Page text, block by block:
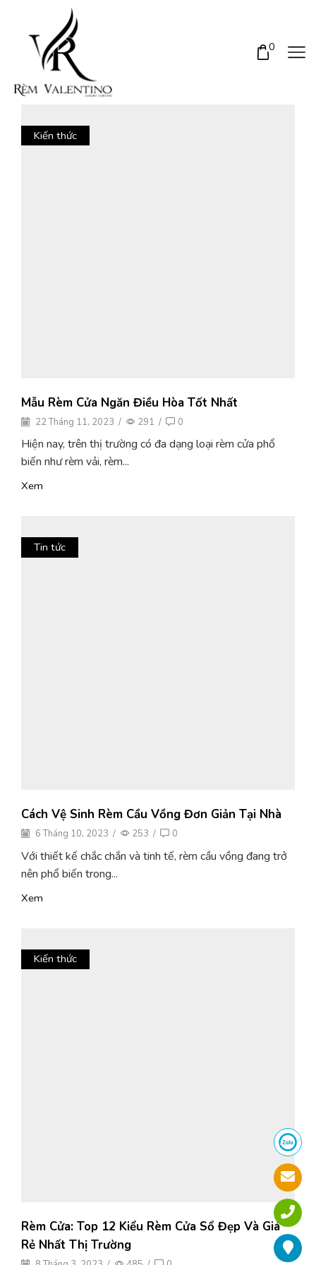
0
Kiến thức
Mẫu Rèm Cửa Ngăn Điều Hòa Tốt Nhất
22 Tháng 11, 2023 / 291 / 0
Hiện nay, trên thị trường có đa dạng loại rèm cửa phổ
biến như rèm vải, rèm...
Xem
Tin tức
Cách Vệ Sinh Rèm Cầu Vồng Đơn Giản Tại Nhà
6 Tháng 10, 2023 / 253 / 0
Với thiết kế chắc chắn và tinh tế, rèm cầu vồng đang trở
nên phổ biến trong...
Xem
Kiến thức
Rèm Cửa: Top 12 Kiểu Rèm Cửa Sổ Đẹp Và Giá
Rẻ Nhất Thị Trường